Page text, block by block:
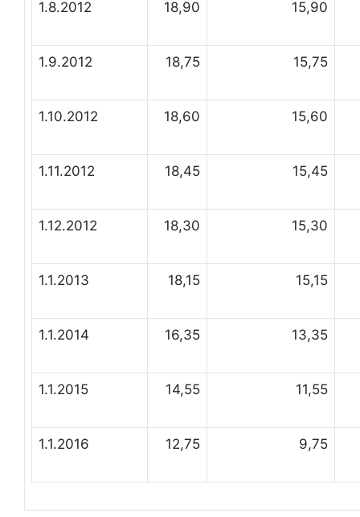
1.8.2012 18,90 15,90
1.9.2012 18,75 15,75
1.10.2012 18,60 15,60
1.11.2012 18,45 15,45
1.12.2012 18,30 15,30
1.1.2013 18,15 15,15
1.1.2014 16,35 13,35
1.1.2015 14,55 11,55
1.1.2016 12,75 9,75